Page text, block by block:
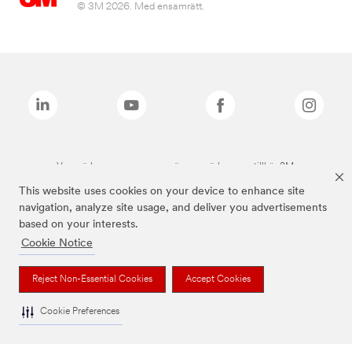
This website uses cookies on your device to enhance site
navigation, analyze site usage, and deliver you advertisements
based on your interests.
Cookie Notice
Reject Non-Essential Cookies Accept Cookies
Cookie Preferences
© 3M 2026. Med ensamrätt.
Varumärken som anges ovan är varumärken som tillhör 3M.